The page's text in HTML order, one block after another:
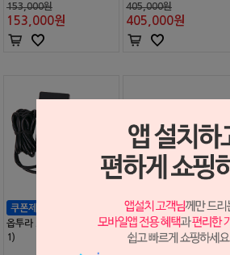
153,000원
153,000원
405,000원
405,000원
옵투라 2 어댑터 (#823-71
1)
옵투라 2 클리닝 브러쉬 (#
822-613)